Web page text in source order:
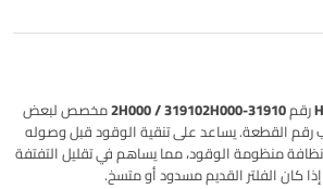
مخصص لبعض
القطعة. يساعد على تنقية الوقود قبل وصوله
نظافة منظومة الوقود، مما يساهم في تقليل التفتفة
كان الفلتر القديم مسدود أو متسخ.